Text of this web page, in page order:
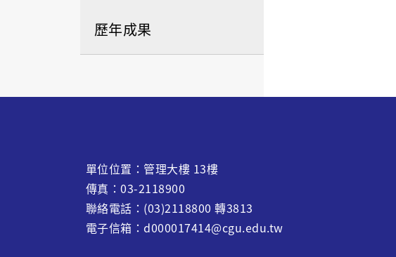
歷年成果
單位位置：管理大樓 13樓
傳真：03-2118900
聯絡電話：(03)2118800 轉3813
電子信箱：d000017414@cgu.edu.tw